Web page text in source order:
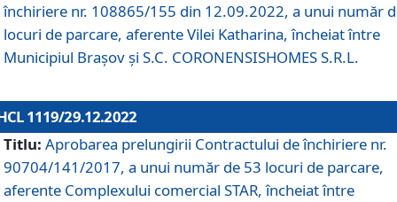
închiriere nr. 108865/155 din 12.09.2022, a unui număr
locuri de parcare, aferente Vilei Katharina, încheiat între
Municipiul Braşov şi S.C. CORONENSISHOMES S.R.L.
1119/29.12.2022
Titlu: Aprobarea prelungirii Contractului de închiriere nr.
90704/141/2017, a unui număr de 53 locuri de parcare,
aferente Complexului comercial STAR, încheiat între